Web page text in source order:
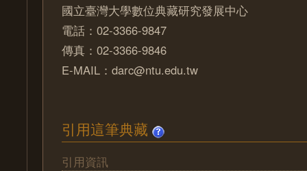
國立臺灣大學數位典藏研究發展中心
電話：02-3366-9847
傳真：02-3366-9846
E-MAIL：darc@ntu.edu.tw
引用這筆典藏
引用資訊